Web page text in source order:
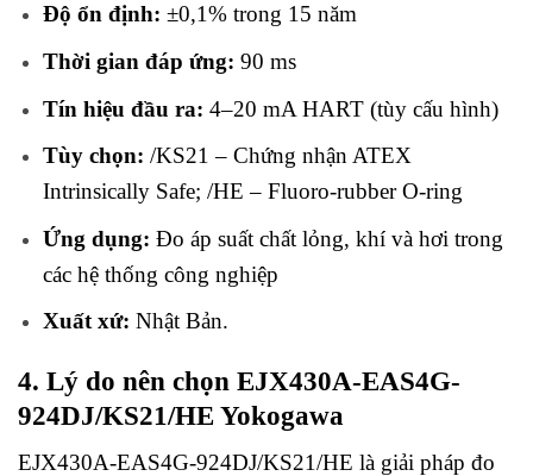
Độ ổn định: ±0,1% trong 15 năm
Thời gian đáp ứng: 90 ms
Tín hiệu đầu ra: 4–20 mA HART (tùy cấu hình)
Tùy chọn: /KS21 – Chứng nhận ATEX
Intrinsically Safe; /HE – Fluoro-rubber O-ring
Ứng dụng: Đo áp suất chất lỏng, khí và hơi trong
các hệ thống công nghiệp
Xuất xứ: Nhật Bản.
4. Lý do nên chọn EJX430A-EAS4G-
924DJ/KS21/HE Yokogawa
EJX430A-EAS4G-924DJ/KS21/HE là giải pháp đo